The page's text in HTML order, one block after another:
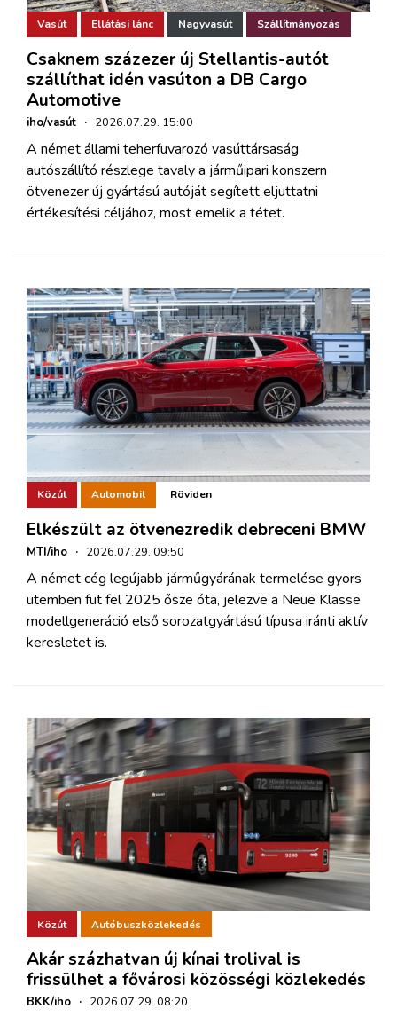
Vasút Ellátási lánc Nagyvasút Szállítmányozás
Csaknem százezer új Stellantis-autót
szállíthat idén vasúton a DB Cargo
Automotive
iho/vasút · 2026.07.29. 15:00
A német állami teherfuvarozó vasúttársaság
autószállító részlege tavaly a járműipari konszern
ötvenezer új gyártású autóját segített eljuttatni
értékesítési céljához, most emelik a tétet.
Közút Automobil Röviden
Elkészült az ötvenezredik debreceni BMW
MTI/iho · 2026.07.29. 09:50
A német cég legújabb járműgyárának termelése gyors
ütemben fut fel 2025 ősze óta, jelezve a Neue Klasse
modellgeneráció első sorozatgyártású típusa iránti aktív
keresletet is.
Közút Autóbuszközlekedés
Akár százhatvan új kínai trolival is
frissülhet a fővárosi közösségi közlekedés
BKK/iho · 2026.07.29. 08:20